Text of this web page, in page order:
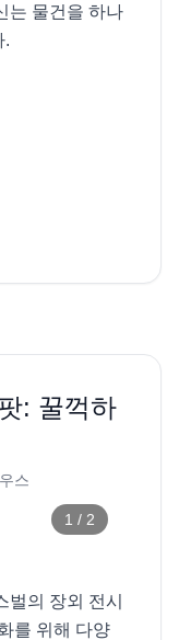
는 물건을 하나
.
: 꿀꺽하
스
1 / 2
의 장외 전시
를 위해 다양